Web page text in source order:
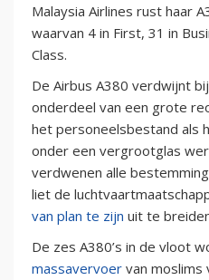
Malaysia Airlines rust haar
waarvan 4 in First, 31 in
Class.
De Airbus A380 verdwijnt
onderdeel van een grote
het personeelsbestand als
onder een vergrootglas
verdwenen alle
liet de
van plan te zijn uit te
De zes A380’s in de vloot
massavervoer van moslims